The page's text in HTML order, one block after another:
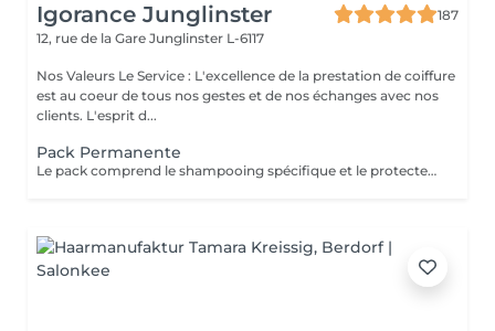
Igorance Junglinster
187
12, rue de la Gare Junglinster L-6117
Nos Valeurs Le Service : L'excellence de la prestation de coiffure
est au coeur de tous nos gestes et de nos échanges avec nos
clients. L'esprit d...
Pack Permanente
Le pack comprend le shampooing spécifique et le protecteur REDKEN , la permanente avec les produits LOREAL PROFESSIONNEL , le conditionneur REDKEN , le séchage et les produits de styling REDKEN Option Coupe : la coupe IGORANCE (finition sur cheveux secs), le séchage et les produits de styling REDKEN. * Tarifs à titre indicatifs à confirmer après la consultation personnalisée établit auprès de votre coiffeur/stylist/spécialiste * La direction se réserve le droit d’apporter des modifications pour le bon fonctionnement du salon